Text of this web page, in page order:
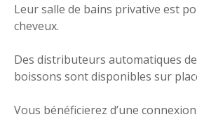
Leur salle de bains privative est
cheveux.
Des distributeurs automatiques
boissons sont disponibles sur
Vous bénéficierez d’une